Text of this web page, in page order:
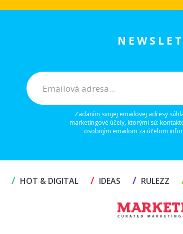
Zadaním svojej emailovej adresy
marketingové účely, ktorými sú:
osobným emailom za účelom
/ HOT & DIGITAL / IDEAS / RULEZZ